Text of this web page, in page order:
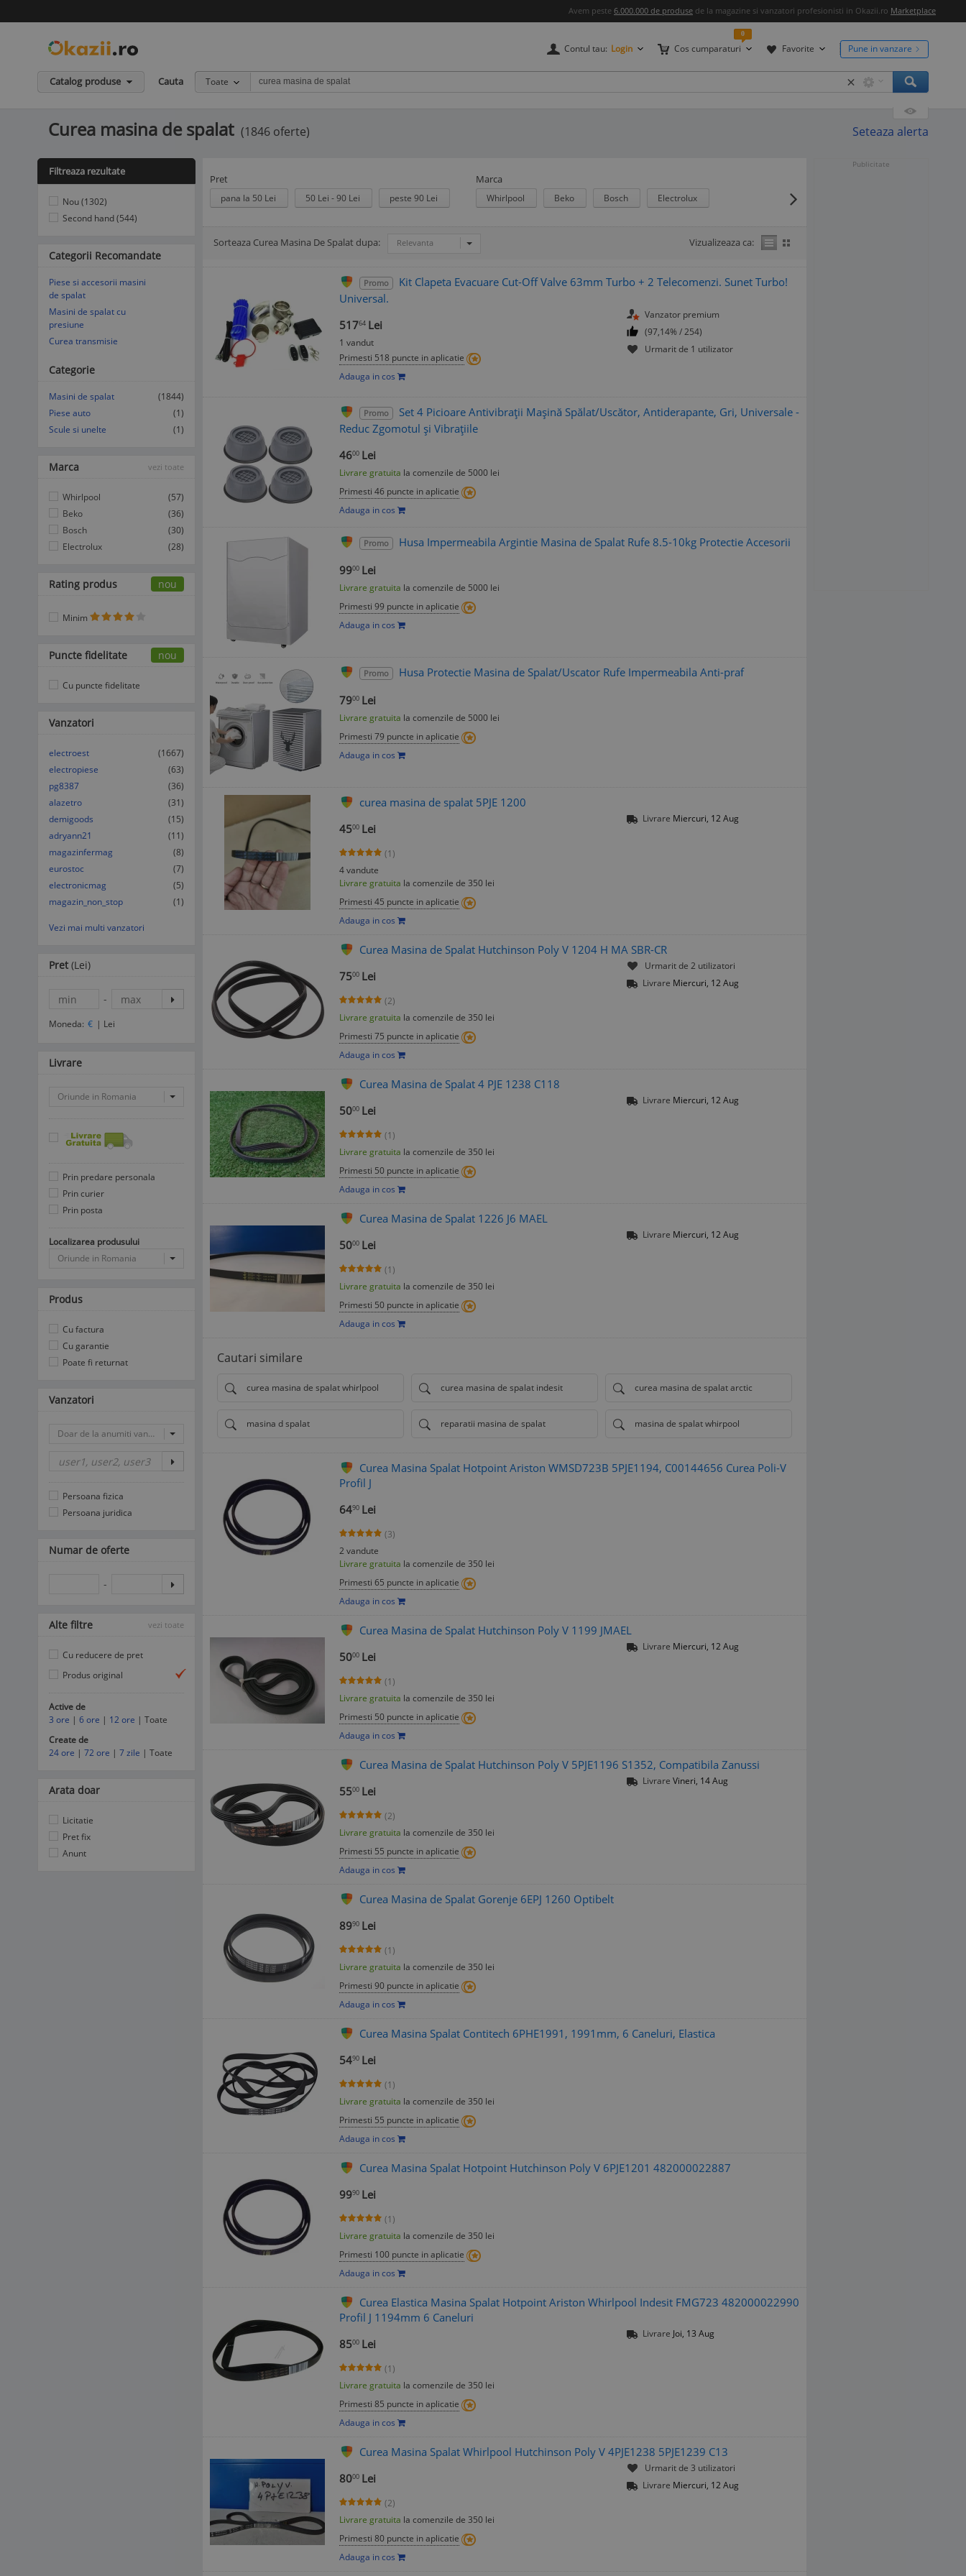
Avem peste 6.000.000 de produse de la magazine si vanzatori profesionisti in Okazii.ro Marketplace
Contul tau: Login Cos cumparaturi
0
Favorite Pune in vanzare
Catalog produse Cauta Toate ×
Curea masina de spalat (1846 oferte) Seteaza alerta
Pret
pana la 50 Lei 50 Lei - 90 Lei peste 90 Lei
Marca
Whirlpool Beko Bosch Electrolux
Sorteaza Curea Masina De Spalat dupa: Relevanta Vizualizeaza ca:
Promo
Kit Clapeta Evacuare Cut-Off Valve 63mm Turbo + 2 Telecomenzi. Sunet Turbo!
Universal.
51764 Lei
1 vandut
Primesti 518 puncte in aplicatie
Adauga in cos
Vanzator premium
(97,14% / 254)
Urmarit de 1 utilizator
Promo
Set 4 Picioare Antivibrații Mașină Spălat/Uscător, Antiderapante, Gri, Universale -
Reduc Zgomotul și Vibrațiile
4600 Lei
Livrare gratuita la comenzile de 5000 lei
Primesti 46 puncte in aplicatie
Adauga in cos
Promo
Husa Impermeabila Argintie Masina de Spalat Rufe 8.5-10kg Protectie Accesorii
9900 Lei
Livrare gratuita la comenzile de 5000 lei
Primesti 99 puncte in aplicatie
Adauga in cos
Promo
Husa Protectie Masina de Spalat/Uscator Rufe Impermeabila Anti-praf
7900 Lei
Livrare gratuita la comenzile de 5000 lei
Primesti 79 puncte in aplicatie
Adauga in cos
curea masina de spalat 5PJE 1200
4500 Lei
(1)
4 vandute
Livrare gratuita la comenzile de 350 lei
Primesti 45 puncte in aplicatie
Adauga in cos
Livrare Miercuri, 12 Aug
Curea Masina de Spalat Hutchinson Poly V 1204 H MA SBR-CR
7500 Lei
(2)
Livrare gratuita la comenzile de 350 lei
Primesti 75 puncte in aplicatie
Adauga in cos
Urmarit de 2 utilizatori
Livrare Miercuri, 12 Aug
Curea Masina de Spalat 4 PJE 1238 C118
5000 Lei
(1)
Livrare gratuita la comenzile de 350 lei
Primesti 50 puncte in aplicatie
Adauga in cos
Livrare Miercuri, 12 Aug
Curea Masina de Spalat 1226 J6 MAEL
5000 Lei
(1)
Livrare gratuita la comenzile de 350 lei
Primesti 50 puncte in aplicatie
Adauga in cos
Livrare Miercuri, 12 Aug
Cautari similare
curea masina de spalat whirlpool curea masina de spalat indesit curea masina de spalat arctic
masina d spalat reparatii masina de spalat masina de spalat whirpool
Curea Masina Spalat Hotpoint Ariston WMSD723B 5PJE1194, C00144656 Curea Poli-V
Profil J
6490 Lei
(3)
2 vandute
Livrare gratuita la comenzile de 350 lei
Primesti 65 puncte in aplicatie
Adauga in cos
Curea Masina de Spalat Hutchinson Poly V 1199 JMAEL
5000 Lei
(1)
Livrare gratuita la comenzile de 350 lei
Primesti 50 puncte in aplicatie
Adauga in cos
Livrare Miercuri, 12 Aug
Curea Masina de Spalat Hutchinson Poly V 5PJE1196 S1352, Compatibila Zanussi
5500 Lei
(2)
Livrare gratuita la comenzile de 350 lei
Primesti 55 puncte in aplicatie
Adauga in cos
Livrare Vineri, 14 Aug
Curea Masina de Spalat Gorenje 6EPJ 1260 Optibelt
8990 Lei
(1)
Livrare gratuita la comenzile de 350 lei
Primesti 90 puncte in aplicatie
Adauga in cos
Curea Masina Spalat Contitech 6PHE1991, 1991mm, 6 Caneluri, Elastica
5490 Lei
(1)
Livrare gratuita la comenzile de 350 lei
Primesti 55 puncte in aplicatie
Adauga in cos
Curea Masina Spalat Hotpoint Hutchinson Poly V 6PJE1201 482000022887
9990 Lei
(1)
Livrare gratuita la comenzile de 350 lei
Primesti 100 puncte in aplicatie
Adauga in cos
Curea Elastica Masina Spalat Hotpoint Ariston Whirlpool Indesit FMG723 482000022990
Profil J 1194mm 6 Caneluri
8500 Lei
(1)
Livrare gratuita la comenzile de 350 lei
Primesti 85 puncte in aplicatie
Adauga in cos
Livrare Joi, 13 Aug
Curea Masina Spalat Whirlpool Hutchinson Poly V 4PJE1238 5PJE1239 C13
8000 Lei
(2)
Livrare gratuita la comenzile de 350 lei
Primesti 80 puncte in aplicatie
Adauga in cos
Urmarit de 3 utilizatori
Livrare Miercuri, 12 Aug
Filtreaza rezultate
Nou (1302)
Second hand (544)
Categorii Recomandate
Piese si accesorii masini
de spalat
Masini de spalat cu
presiune
Curea transmisie
Categorie
Masini de spalat
(1844)
Piese auto
(1)
Scule si unelte
(1)
Marca vezi toate
Whirlpool
(57)
Beko
(36)
Bosch
(30)
Electrolux
(28)
Rating produs nou
Minim
Puncte fidelitate nou
Cu puncte fidelitate
Vanzatori
electroest
(1667)
electropiese
(63)
pg8387
(36)
alazetro
(31)
demigoods
(15)
adryann21
(11)
magazinfermag
(8)
eurostoc
(7)
electronicmag
(5)
magazin_non_stop
(1)
Vezi mai multi vanzatori
Pret (Lei)
-
Moneda: € | Lei
Livrare
Oriunde in Romania
Prin predare personala
Prin curier
Prin posta
Localizarea produsului
Oriunde in Romania
Produs
Cu factura
Cu garantie
Poate fi returnat
Vanzatori
Doar de la anumiti vanzatori
Persoana fizica
Persoana juridica
Numar de oferte
-
Alte filtre vezi toate
Cu reducere de pret
Produs original
Active de
3 ore | 6 ore | 12 ore | Toate
Create de
24 ore | 72 ore | 7 zile | Toate
Arata doar
Licitatie
Pret fix
Anunt
Publicitate